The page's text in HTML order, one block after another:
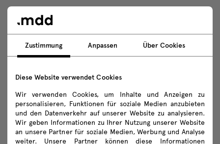
Universelle Verwendung Die Kollektion Blendy
wurde für Räume entworfen, in denen Flexibilität
bei der Einrichtung und einfache Handhabung
wichtig sind. Dadurch eignen sich die Stühle für
viele verschiedene Kontexte, von der heimischen
Veranstaltungs- und Restaurant- und
Hotelräumen. Die Modelle ohne Polsterung sind
widerstandsfähig gegen äußere Einflüsse und
können auch in privaten und gewerblichen Gärten
Zustimmung Anpassen Über Cookies
Diese Website verwendet Cookies
Wir verwenden Cookies, um Inhalte und Anzeigen zu
personalisieren, Funktionen für soziale Medien anzubieten
und den Datenverkehr auf unserer Website zu analysieren.
Wir geben Informationen zu Ihrer Nutzung unserer Website
an unsere Partner für soziale Medien, Werbung und Analyse
weiter. Unsere Partner können diese Informationen